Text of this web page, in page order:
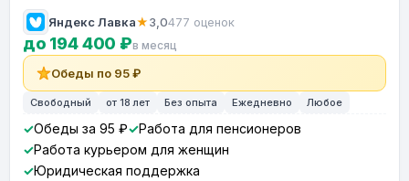
Яндекс Лавка★3,0477 оценок
до 194 400 ₽в месяц
Обеды по 95 ₽
Свободный от 18 лет Без опыта Ежедневно Любое
Обеды за 95 ₽
Работа для пенсионеров
Работа курьером для женщин
Юридическая поддержка